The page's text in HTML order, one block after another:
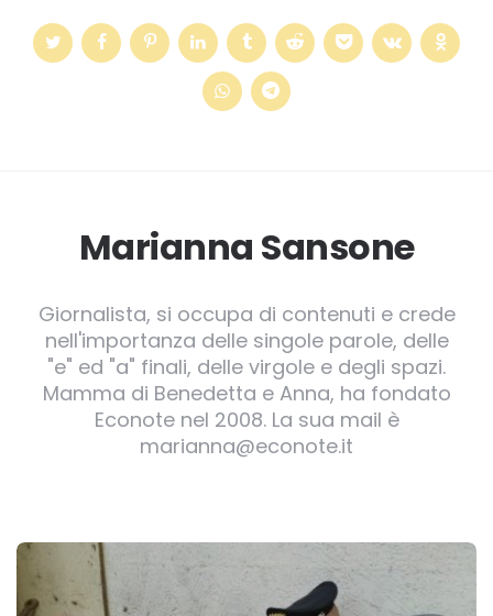
Marianna Sansone
Giornalista, si occupa di contenuti e crede
nell'importanza delle singole parole, delle
"e" ed "a" finali, delle virgole e degli spazi.
Mamma di Benedetta e Anna, ha fondato
Econote nel 2008. La sua mail è
marianna@econote.it
Post
navigation